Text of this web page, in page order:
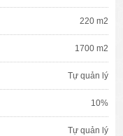
220 m2
1700 m2
Tự quản lý
10%
Tự quản lý